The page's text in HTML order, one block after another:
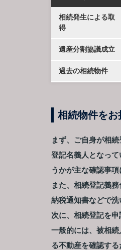
相続発生による取
得
遺産分割協議成立
過去の相続物件
相続物件をお
まず、ご自身が相
登記名義人となっ
うかが主な確認事項
また、相続登記義
納税通知書などで洗
次に、相続登記を
一般的には、被相
る不動産を確認す